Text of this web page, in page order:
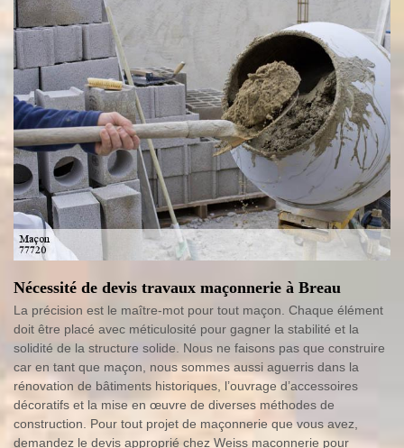
Nécessité de devis travaux maçonnerie à Breau
La précision est le maître-mot pour tout maçon. Chaque élément
doit être placé avec méticulosité pour gagner la stabilité et la
solidité de la structure solide. Nous ne faisons pas que construire
car en tant que maçon, nous sommes aussi aguerris dans la
rénovation de bâtiments historiques, l’ouvrage d’accessoires
décoratifs et la mise en œuvre de diverses méthodes de
construction. Pour tout projet de maçonnerie que vous avez,
demandez le devis approprié chez Weiss maconnerie pour